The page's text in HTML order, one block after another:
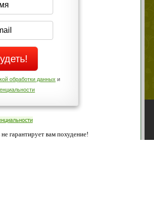
поддержки
421-77-27
с нами, вы соглашаетесь с нашей